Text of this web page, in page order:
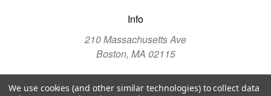
Info
210 Massachusetts Ave
Boston, MA 02115
We use cookies (and other similar technologies) to collect data